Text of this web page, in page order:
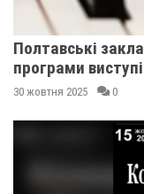
Полтавські
програми
30 жовтня 2025 0